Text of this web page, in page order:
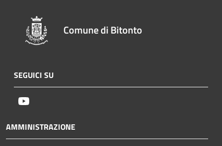
Comune di Bitonto
SEGUICI SU
AMMINISTRAZIONE